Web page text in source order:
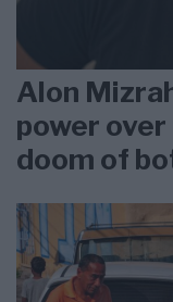
Alon
power
doom of